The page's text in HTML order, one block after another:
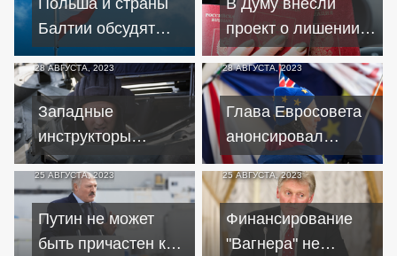
из страны
Польша и страны
Балтии обсудят
сегодня полное
закрытие границ с
Беларусью
В Думу внесли
проект о лишении
уклонистов
приобретенного
гражданства
28 АВГУСТА, 2023
Западные
инструкторы
назвали главную
проблему при
обучении военных
ВСУ
28 АВГУСТА, 2023
Глава Евросовета
анонсировал
расширение
Евросоюза к 2030
году
25 АВГУСТА, 2023
Путин не может
быть причастен к
25 АВГУСТА, 2023
Финансирование
"Вагнера" не